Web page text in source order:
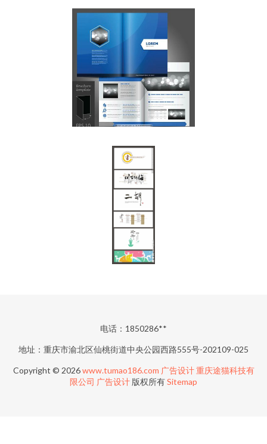
电话：1850286**
地址：重庆市渝北区仙桃街道中央公园西路555号-202109-025
Copyright © 2026www.tumao186.com 广告设计 重庆途猫科技有
限公司 广告设计 版权所有Sitemap